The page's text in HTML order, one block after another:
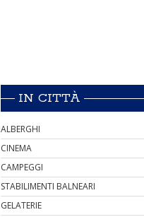
IN CITTÀ
ALBERGHI
CINEMA
CAMPEGGI
STABILIMENTI BALNEARI
GELATERIE